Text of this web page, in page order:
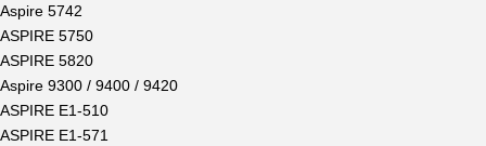
Aspire 5742
ASPIRE 5750
ASPIRE 5820
Aspire 9300 / 9400 / 9420
ASPIRE E1-510
ASPIRE E1-571